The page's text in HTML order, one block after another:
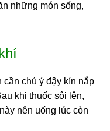
những món sống,
chú ý đậy kín nắp
khi thuốc sôi lên,
nên uống lúc còn